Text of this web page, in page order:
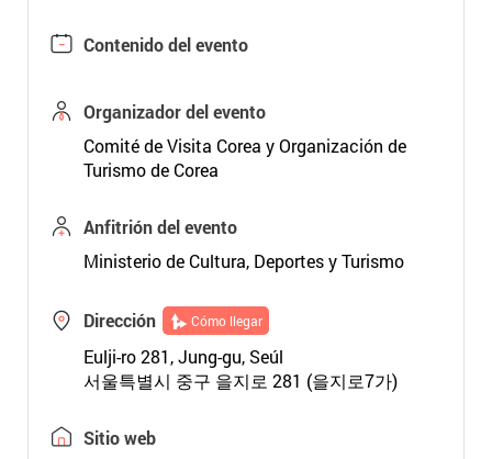
Contenido del evento
Organizador del evento
Comité de Visita Corea y Organización de
Turismo de Corea
Anfitrión del evento
Ministerio de Cultura, Deportes y Turismo
Dirección Cómo llegar
Eulji-ro 281, Jung-gu, Seúl
서울특별시 중구 을지로 281 (을지로7가)
Sitio web